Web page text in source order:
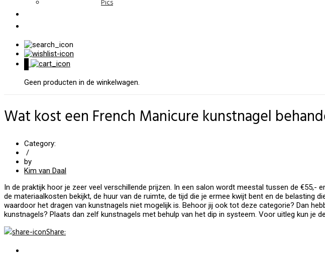
Pics
Geen producten in de winkelwagen.
Wat kost een French Manicure kunstnagel
Category:
/
by
Kim van Daal
In de praktijk hoor je zeer veel verschillende prijzen. In een salon wordt meestal tussen de €55,-
de materiaalkosten bekijkt, de huur van de ruimte, de tijd die je ermee kwijt bent en de
waardoor het dragen van kunstnagels niet mogelijk is. Behoor jij ook tot deze categorie? Dan
kunstnagels? Plaats dan zelf kunstnagels met behulp van het dip in systeem. Voor uitleg kun je
Share: